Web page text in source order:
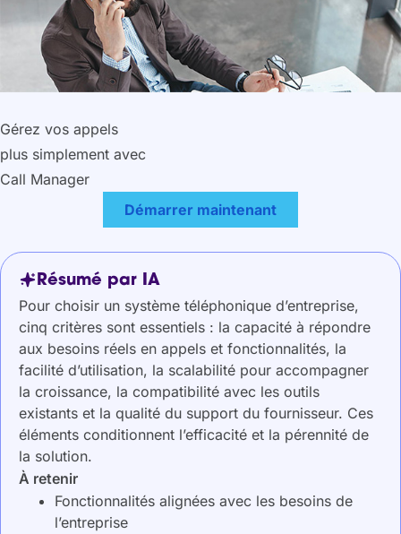
Gérez vos appels
plus simplement avec
Call Manager
Démarrer maintenant
Résumé par IA
Pour choisir un système téléphonique d’entreprise,
cinq critères sont essentiels : la capacité à répondre
aux besoins réels en appels et fonctionnalités, la
facilité d’utilisation, la scalabilité pour accompagner
la croissance, la compatibilité avec les outils
existants et la qualité du support du fournisseur. Ces
éléments conditionnent l’efficacité et la pérennité de
la solution.
À retenir
Fonctionnalités alignées avec les besoins de
l’entreprise